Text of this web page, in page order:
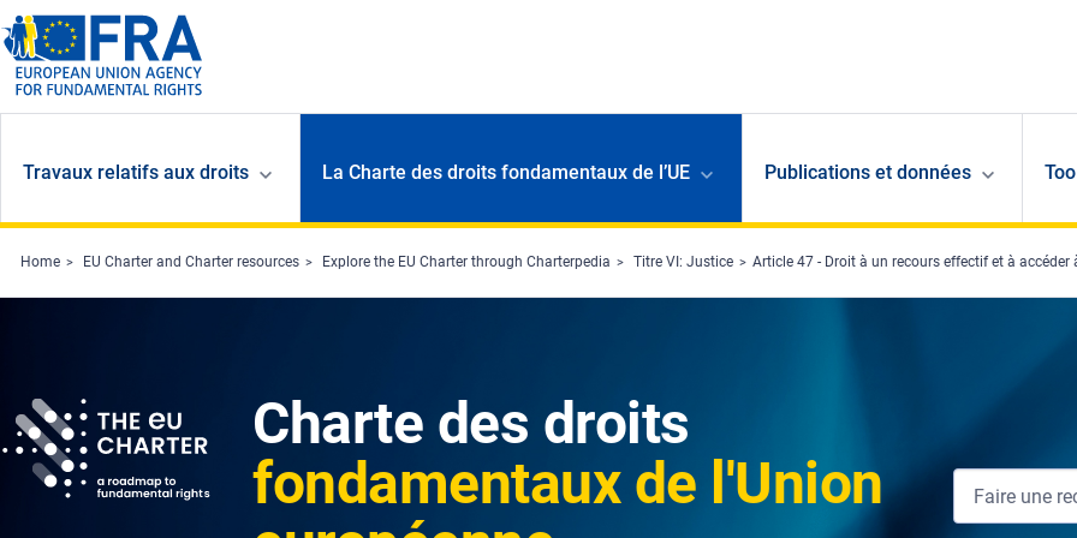
Skip to main content
Travaux relatifs aux droits La Charte des droits fondamentaux de l’UE Publications et données
Home EU Charter and Charter resources Explore the EU Charter through Charterpedia Titre VI: Justice Article 47 - Droit à un recours effectif et à
Charte des droits
fondamentaux de l'Union